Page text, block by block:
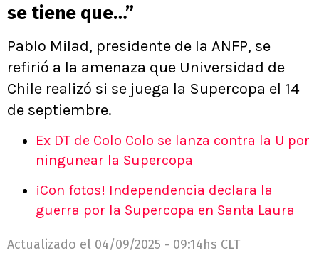
se tiene que…”
Pablo Milad, presidente de la ANFP, se
refirió a la amenaza que Universidad de
Chile realizó si se juega la Supercopa el 14
de septiembre.
Ex DT de Colo Colo se lanza contra la U por
ningunear la Supercopa
¡Con fotos! Independencia declara la
guerra por la Supercopa en Santa Laura
Actualizado el 04/09/2025 - 09:14hs CLT